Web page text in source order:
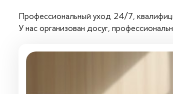
Как выбрать пансионат
Профессиональный уход 24/7,
У нас организован досуг,